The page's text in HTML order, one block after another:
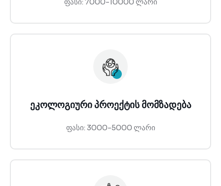
ეკოლოგიური პროექტის მომზადება
ფასი: 3000-5000 ლარი